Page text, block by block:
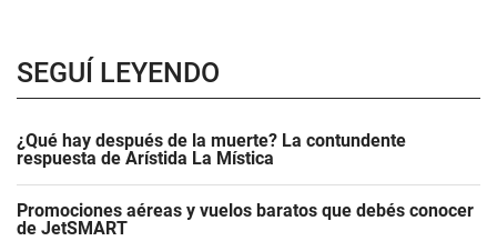
SEGUÍ LEYENDO
¿Qué hay después de la muerte? La contundente
respuesta de Arístida La Mística
Promociones aéreas y vuelos baratos que debés conocer
de JetSMART